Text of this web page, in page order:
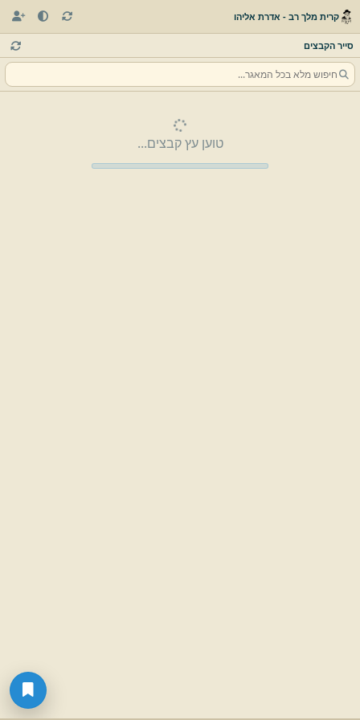
קרית מלך רב - אדרת אליהו
סייר הקבצים
טוען עץ קבצים...